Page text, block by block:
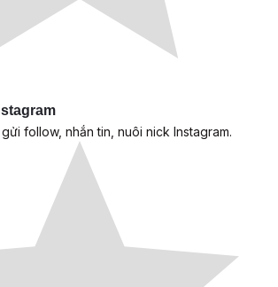
gửi follow, nhắn tin, nuôi nick Instagram.